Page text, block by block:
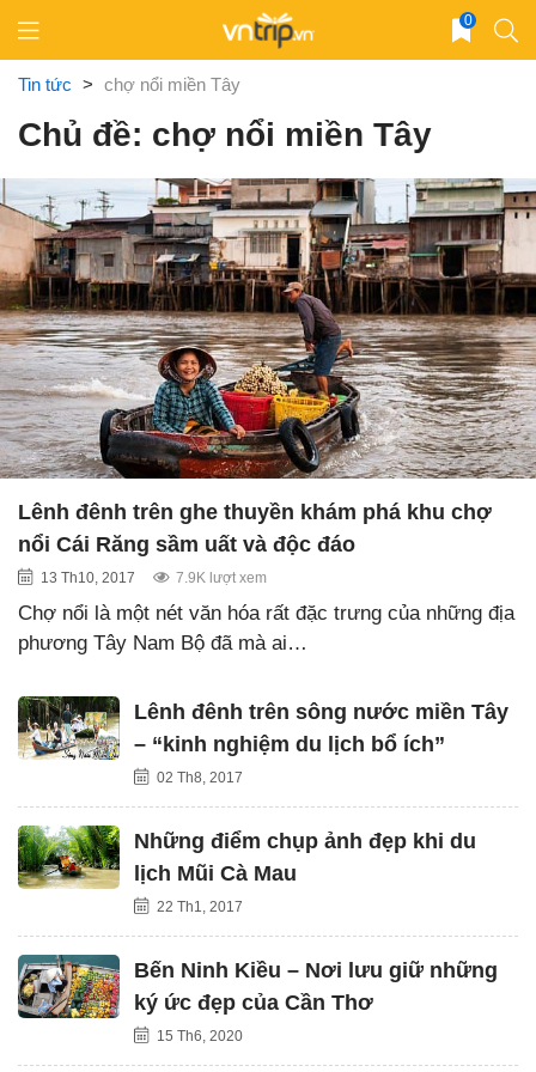
content
0
Tin tức > chợ nổi miền Tây
Chủ đề: chợ nổi miền Tây
Lênh đênh trên ghe thuyền khám phá khu chợ
nổi Cái Răng sầm uất và độc đáo
13 Th10, 2017 7.9K lượt xem
Chợ nổi là một nét văn hóa rất đặc trưng của những địa
phương Tây Nam Bộ đã mà ai…
Lênh đênh trên sông nước miền Tây
– “kinh nghiệm du lịch bổ ích”
02 Th8, 2017
Những điểm chụp ảnh đẹp khi du
lịch Mũi Cà Mau
22 Th1, 2017
Bến Ninh Kiều – Nơi lưu giữ những
ký ức đẹp của Cần Thơ
15 Th6, 2020